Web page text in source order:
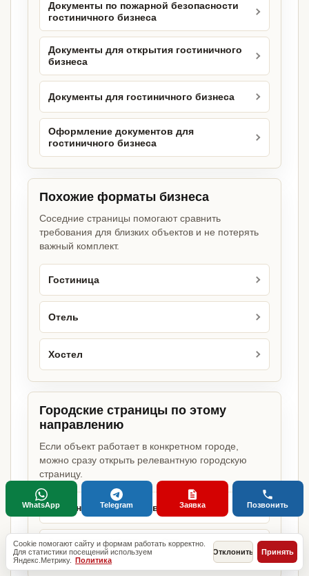
Документы по пожарной безопасности
гостиничного бизнеса
Документы для открытия гостиничного
бизнеса
Документы для гостиничного бизнеса
Оформление документов для
гостиничного бизнеса
Похожие форматы бизнеса
Соседние страницы помогают сравнить
требования для близких объектов и не потерять
важный комплект.
Гостиница
Отель
Хостел
Городские страницы по этому
направлению
Если объект работает в конкретном городе,
можно сразу открыть релевантную городскую
страницу.
Гостиничный бизнес в Москве
Гостиничный бизнес в Санкт-
Петербурге
Cookie помогают сайту и формам работать корректно.
Для статистики посещений используем
Яндекс.Метрику. Политика
Отклонить Принять
WhatsApp Telegram Заявка Позвонить